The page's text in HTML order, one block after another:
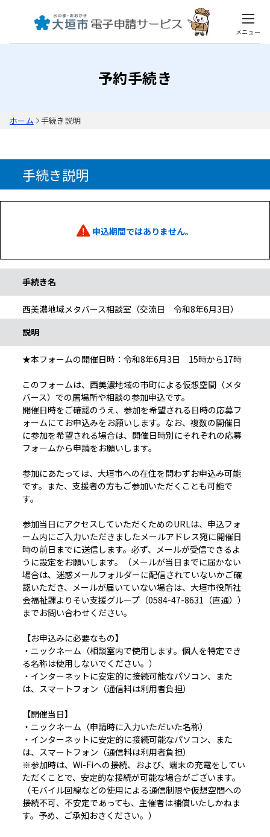
メニュー
予約手続き
ホーム 手続き説明
手続き説明
申込期間ではありません。
手続き名
西美濃地域メタバース相談室（交流日 令和8年6月3日）
説明
★本フォームの開催日時：令和8年6月3日 15時から17時
このフォームは、西美濃地域の市町による仮想空間（メタ
バース）での居場所や相談の参加申込です。
開催日時をご確認のうえ、参加を希望される日時の応募フ
ォームにてお申込みをお願いします。なお、複数の開催日
に参加を希望される場合は、開催日時別にそれぞれの応募
フォームから申請をお願いします。
参加にあたっては、大垣市への在住を問わずお申込み可能
です。また、支援者の方もご参加いただくことも可能で
す。
参加当日にアクセスしていただくためのURLは、申込フォ
ーム内にご入力いただきましたメールアドレス宛に開催日
時の前日までに送信します。必ず、メールが受信できるよ
うに設定をお願いします。（メールが当日までに届かない
場合は、迷惑メールフォルダーに配信されていないかご確
認いただき、メールが届いていない場合は、大垣市役所社
会福祉課よりそい支援グループ（0584-47-8631（直通））
までお問い合わせください。
【お申込みに必要なもの】
・ニックネーム（相談室内で使用します。個人を特定でき
る名称は使用しないでください。）
・インターネットに安定的に接続可能なパソコン、また
は、スマートフォン（通信料は利用者負担）
【開催当日】
・ニックネーム（申請時に入力いただいた名称）
・インターネットに安定的に接続可能なパソコン、また
は、スマートフォン（通信料は利用者負担）
※参加時は、Wi-Fiへの接続、および、端末の充電をしてい
ただくことで、安定的な接続が可能な場合がございます。
（モバイル回線などの使用による通信制限や仮想空間への
接続不可、不安定であっても、主催者は補償いたしかねま
す。予め、ご承知おきください。）